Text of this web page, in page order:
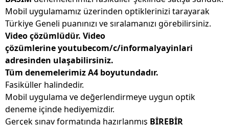
Mobil uygulamamız üzerinden optiklerinizi tarayarak
Türkiye Geneli puanınızı ve sıralamanızı görebilirsiniz.
Video çözümlüdür. Video
çözümlerine youtubecom/c/informalyayinlari
adresinden ulaşabilirsiniz.
Tüm denemelerimiz A4 boyutundadır.
Fasiküller halindedir.
Mobil uygulama ve değerlendirmeye uygun optik
deneme içinde hediyemizdir.
Gerçek sınav formatında hazırlanmış BİREBİR